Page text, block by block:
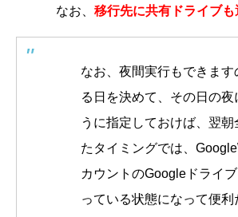
なお、 移行先に共有ドライブも
なお、夜間実行もできます
る日を決めて、その日の夜
うに指定しておけば、翌朝
たタイミングでは、
カウントのGoogleドライ
っている状態になって便利